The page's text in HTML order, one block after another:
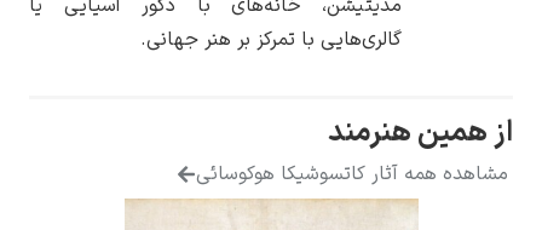
مدیتیشن، خانه‌های با دکور آسیایی یا
گالری‌هایی با تمرکز بر هنر جهانی.
کاتسوشیکا هوکوسائی